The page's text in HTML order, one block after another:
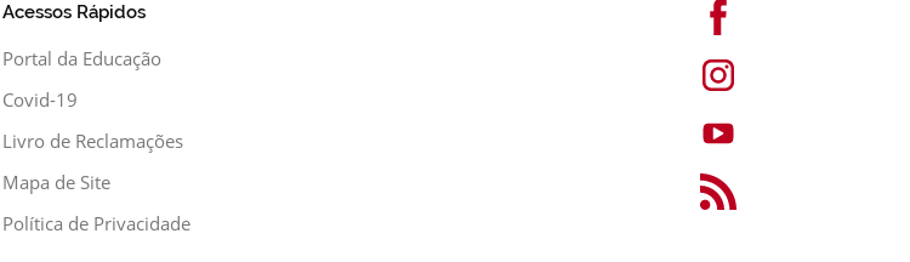
Acessos Rápidos
Portal da Educação
Covid-19
Livro de Reclamações
Mapa de Site
Política de Privacidade